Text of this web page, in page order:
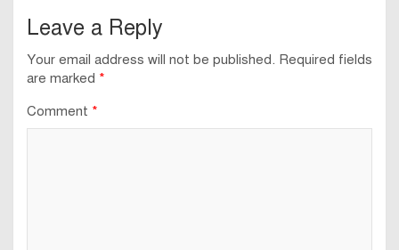
Leave a Reply
Your email address will not be published. Required fields
are marked *
Comment *